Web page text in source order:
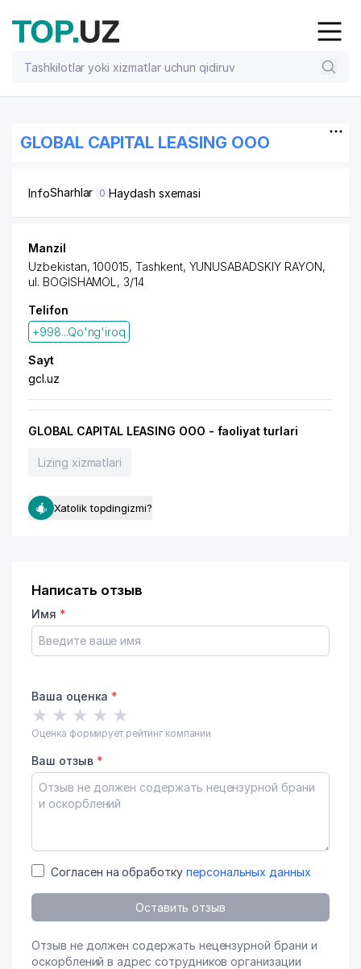
GLOBAL CAPITAL LEASING OOO
InfoSharhlar 0 Haydash sxemasi
Manzil
Uzbekistan, 100015, Tashkent, YUNUSABADSKIY RAYON,
ul. BOGISHAMOL, 3/14
Telifon
+998...Qo'ng'iroq
Sayt
gcl.uz
GLOBAL CAPITAL LEASING OOO - faoliyat turlari
Lizing xizmatlari
Xatolik topdingizmi?
Написать отзыв
Имя *
Ваша оценка *
★ ★ ★ ★ ★
Оценка формирует рейтинг компании
Ваш отзыв *
Согласен на обработку персональных данных
Оставить отзыв
Отзыв не должен содержать нецензурной брани и
оскорблений в адрес сотрудников организации